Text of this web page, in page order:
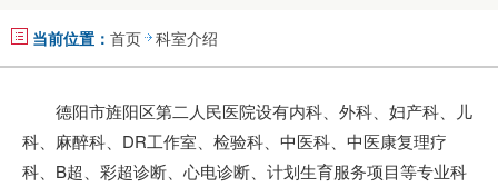
当前位置： 首页 科室介绍
德阳市旌阳区第二人民医院设有内科、外科、妇产科、儿
科、麻醉科、DR工作室、检验科、中医科、 中医康复理疗
科 、B超、彩超诊断、心电诊断、计划生育服务项目等专业科